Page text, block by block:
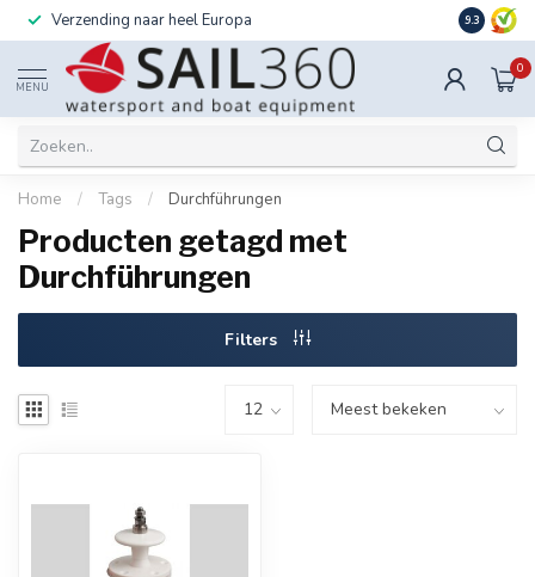
Verzending naar heel Europa Ook
9.3
MENU
0
Home / Tags / Durchführungen
Producten getagd met
Durchführungen
Filters